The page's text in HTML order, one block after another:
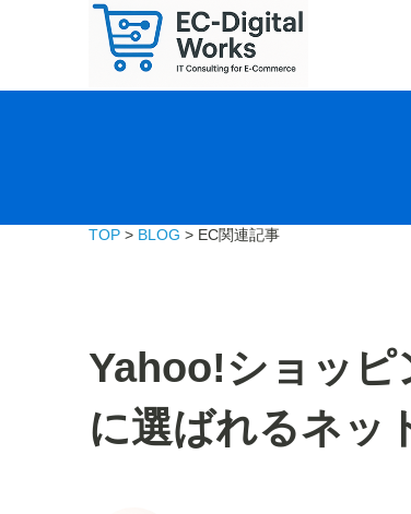
TOP> BLOG > EC関連記事
Yahoo!ショッピ
に選ばれるネッ